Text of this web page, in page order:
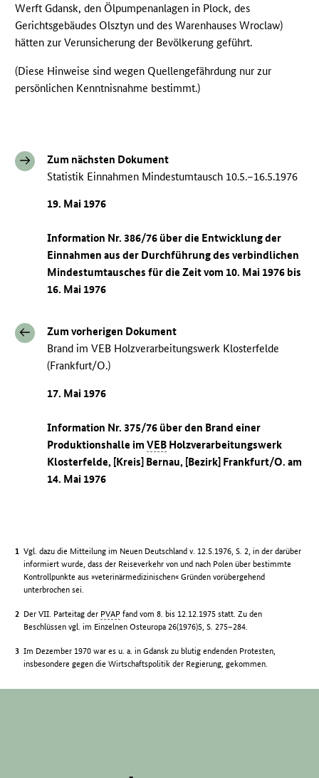
Werft Gdansk, den Ölpumpenanlagen in Plock, des
Gerichtsgebäudes Olsztyn und des Warenhauses Wroclaw)
hätten zur Verunsicherung der Bevölkerung geführt.
(Diese Hinweise sind wegen Quellengefährdung nur zur
persönlichen Kenntnisnahme bestimmt.)
Zum nächsten Dokument
Statistik Einnahmen Mindestumtausch 10.5.–16.5.1976
19. Mai 1976
Information Nr. 386/76 über die Entwicklung der
Einnahmen aus der Durchführung des verbindlichen
Mindestumtausches für die Zeit vom 10. Mai 1976 bis
16. Mai 1976
Zum vorherigen Dokument
Brand im VEB Holzverarbeitungswerk Klosterfelde
(Frankfurt/O.)
17. Mai 1976
Information Nr. 375/76 über den Brand einer
Produktionshalle imVEB Holzverarbeitungswerk
Klosterfelde, [Kreis] Bernau, [Bezirk] Frankfurt/O. am
14. Mai 1976
Vgl. dazu die Mitteilung im Neuen Deutschland v. 12.5.1976, S. 2, in der darüber
informiert wurde, dass der Reiseverkehr von und nach Polen über bestimmte
Kontrollpunkte aus »veterinärmedizinischen« Gründen vorübergehend
unterbrochen sei.
Der VII. Parteitag der PVAP fand vom 8. bis 12.12.1975 statt. Zu den
Beschlüssen vgl. im Einzelnen Osteuropa 26(1976)5, S. 275–284.
Im Dezember 1970 war es u. a. in Gdansk zu blutig endenden Protesten,
insbesondere gegen die Wirtschaftspolitik der Regierung, gekommen.